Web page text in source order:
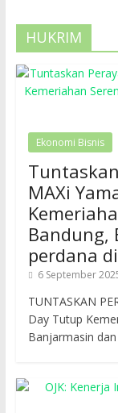
HUKRIM
Ekonomi Bisnis
MAXi
Bandung,
perdana
6 September
TUNTASKAN
Day Tutup
Banjarmasin